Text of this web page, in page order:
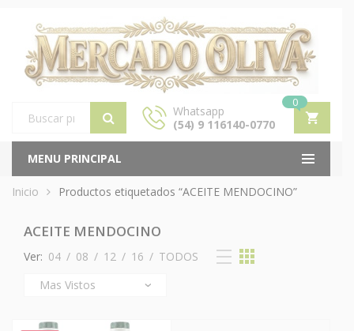
Products
search
Whatsapp
(54) 9 116140-0770
0
MENU PRINCIPAL
Inicio Productos etiquetados “ACEITE MENDOCINO”
ACEITE MENDOCINO
Ver: 04 / 08 / 12 / 16 / TODOS